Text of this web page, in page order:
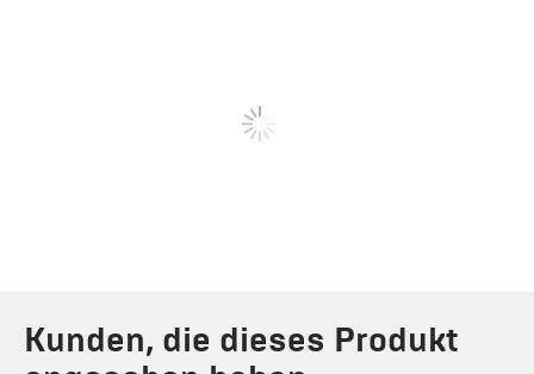
Kunden, die dieses Produkt